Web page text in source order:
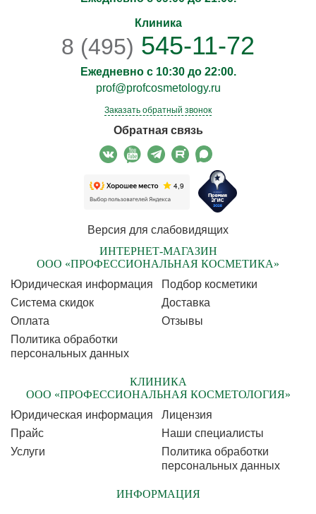
Клиника
8 (495) 545-11-72
Ежедневно с 10:30 до 22:00.
prof@profcosmetology.ru
Заказать обратный звонок
Обратная связь
Версия для слабовидящих
ИНТЕРНЕТ-МАГАЗИН
ООО «ПРОФЕССИОНАЛЬНАЯ КОСМЕТИКА»
Юридическая информация
Подбор косметики
Cистема скидок
Доставка
Оплата
Отзывы
Политика обработки
персональных данных
КЛИНИКА
ООО «ПРОФЕССИОНАЛЬНАЯ КОСМЕТОЛОГИЯ»
Юридическая информация
Лицензия
Прайс
Наши специалисты
Услуги
Политика обработки
персональных данных
ИНФОРМАЦИЯ